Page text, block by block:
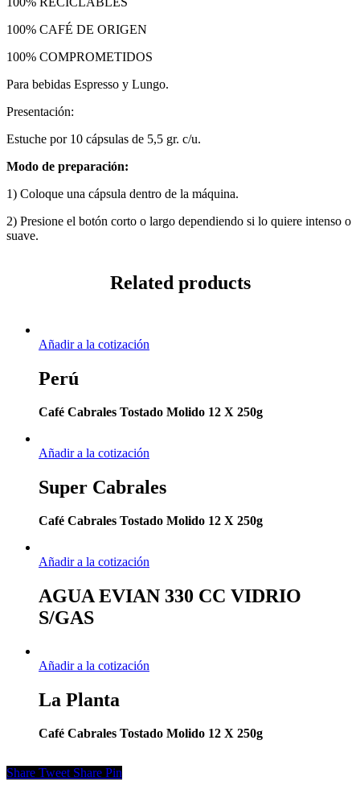
100% CAFÉ DE ORIGEN
100% COMPROMETIDOS
Para bebidas Espresso y Lungo.
Presentación:
Estuche por 10 cápsulas de 5,5 gr. c/u.
Modo de preparación:
1) Coloque una cápsula dentro de la máquina.
2) Presione el botón corto o largo dependiendo si lo quiere intenso o
suave.
Related products
Añadir a la cotización
Perú
Café Cabrales Tostado Molido 12 X 250g
Añadir a la cotización
Super Cabrales
Café Cabrales Tostado Molido 12 X 250g
Añadir a la cotización
AGUA EVIAN 330 CC VIDRIO
S/GAS
Añadir a la cotización
La Planta
Café Cabrales Tostado Molido 12 X 250g
Share Tweet Share Pin